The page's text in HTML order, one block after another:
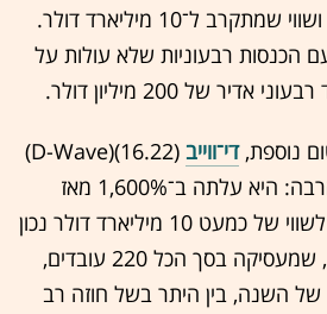
עם עלייה של 1,800% ושווי שמתקרב ל־10 מיליארד דולר.
הכנסות רבעוניות שלא עולות על
נוספת,די־ווייב
(16.22)(D-Wave)
הקנדית איננו שונה בהרבה: היא עלתה ב־1,600% מאז
נובמבר שעבר והגיעה לשווי של כמעט 10 מיליארד דולר נכון
להיום. הכנסות החברה, שמעסיקה בסך הכל 220 עובדים,
של השנה, בין היתר בשל חוזה רב